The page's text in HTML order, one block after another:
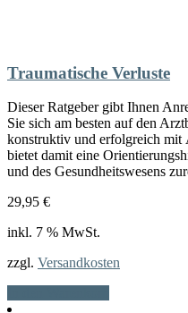
Traumatische Verluste
Dieser Ratgeber gibt Ihnen
Sie sich am besten auf den
konstruktiv und erfolgreich mit
bietet damit eine
und des Gesundheitswesens
29,95 €
inkl. 7 % MwSt.
zzgl. Versandkosten